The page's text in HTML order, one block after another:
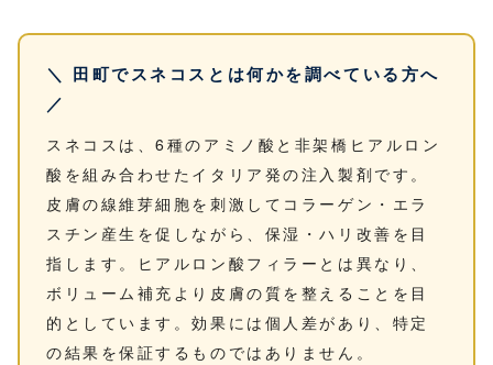
＼ 田町でスネコスとは何かを調べている方へ
／
スネコスは、6種のアミノ酸と非架橋ヒアルロン
酸を組み合わせたイタリア発の注入製剤です。
皮膚の線維芽細胞を刺激してコラーゲン・エラ
スチン産生を促しながら、保湿・ハリ改善を目
指します。ヒアルロン酸フィラーとは異なり、
ボリューム補充より皮膚の質を整えることを目
的としています。効果には個人差があり、特定
の結果を保証するものではありません。